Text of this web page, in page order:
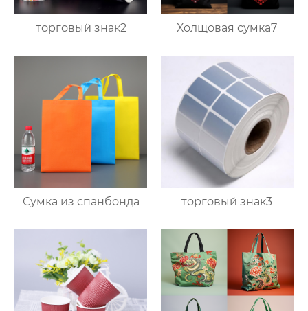
торговый знак2 Холщовая сумка7
Сумка из спанбонда торговый знак3